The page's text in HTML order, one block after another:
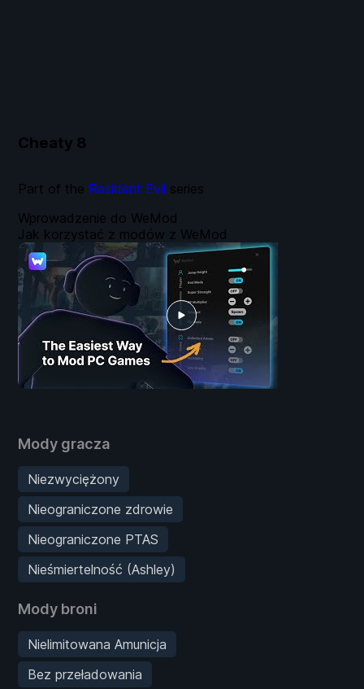
Cheaty 8
Mody gracza
Niezwyciężony
Nieograniczone zdrowie
Nieograniczone PTAS
Nieśmiertelność (Ashley)
Mody broni
Nielimitowana Amunicja
Bez przeładowania
Wprowadzenie do WeMod
Jak korzystać z modów z WeMod
Part of the Resident Evil series